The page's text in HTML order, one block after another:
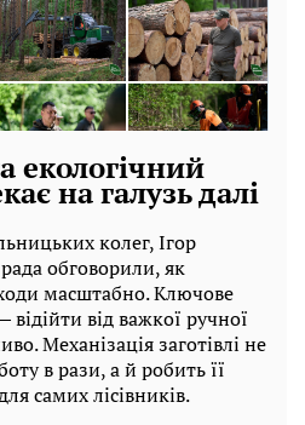
екологічний
на галузь далі
колег, Ігор
обговорили, як
масштабно. Ключове
відійти від важкої ручної
Механізація заготівлі не
в рази, а й робить її
самих лісівників.